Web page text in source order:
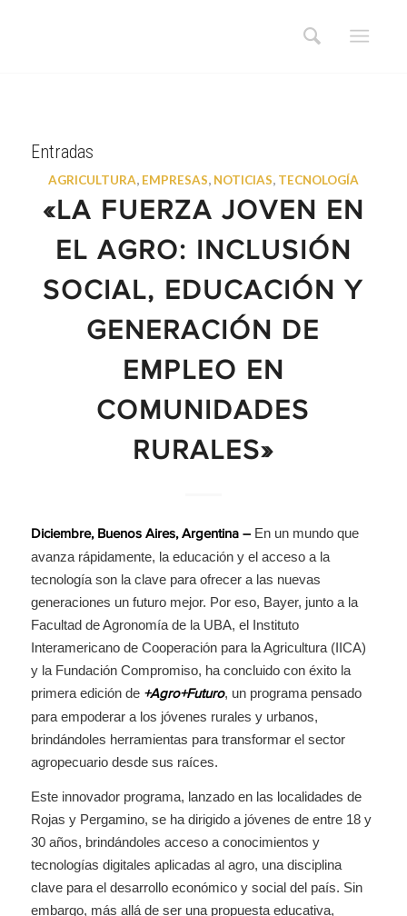
Entradas
AGRICULTURA, EMPRESAS, NOTICIAS, TECNOLOGÍA
«LA FUERZA JOVEN EN
EL AGRO: INCLUSIÓN
SOCIAL, EDUCACIÓN Y
GENERACIÓN DE
EMPLEO EN
COMUNIDADES
RURALES»
Diciembre, Buenos Aires, Argentina – En un mundo que
avanza rápidamente, la educación y el acceso a la
tecnología son la clave para ofrecer a las nuevas
generaciones un futuro mejor. Por eso, Bayer, junto a la
Facultad de Agronomía de la UBA, el Instituto
Interamericano de Cooperación para la Agricultura (IICA)
y la Fundación Compromiso, ha concluido con éxito la
primera edición de +Agro+Futuro, un programa pensado
para empoderar a los jóvenes rurales y urbanos,
brindándoles herramientas para transformar el sector
agropecuario desde sus raíces.
Este innovador programa, lanzado en las localidades de
Rojas y Pergamino, se ha dirigido a jóvenes de entre 18 y
30 años, brindándoles acceso a conocimientos y
tecnologías digitales aplicadas al agro, una disciplina
clave para el desarrollo económico y social del país. Sin
embargo, más allá de ser una propuesta educativa,